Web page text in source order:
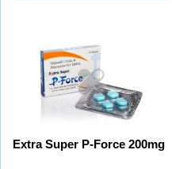
Extra Super P-Force 200mg